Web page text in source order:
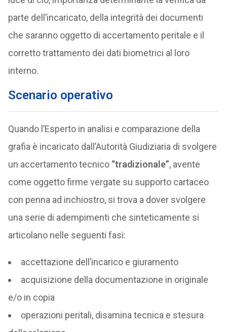
parte dell’incaricato, della integrità dei documenti
che saranno oggetto di accertamento peritale e il
corretto trattamento dei dati biometrici al loro
interno.
Scenario operativo
Quando l’Esperto in analisi e comparazione della
grafia è incaricato dall’Autorità Giudiziaria di svolgere
un accertamento tecnico “tradizionale”, avente
come oggetto firme vergate su supporto cartaceo
con penna ad inchiostro, si trova a dover svolgere
una serie di adempimenti che sinteticamente si
articolano nelle seguenti fasi:
accettazione dell’incarico e giuramento
acquisizione della documentazione in originale
e/o in copia
operazioni peritali, disamina tecnica e stesura